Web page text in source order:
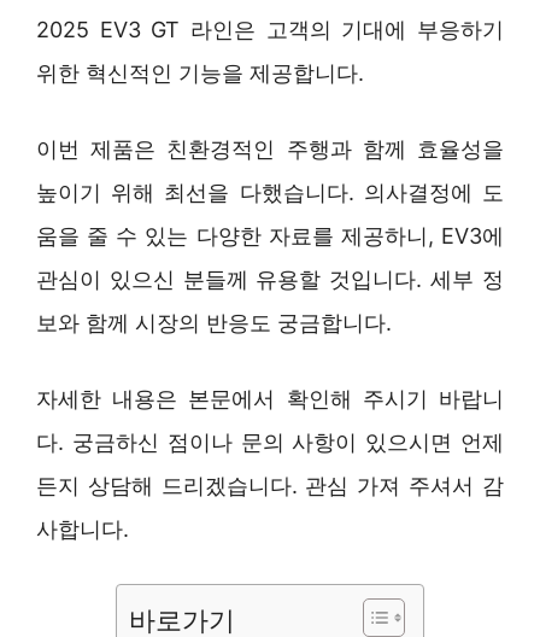
2025 EV3 GT 라인은 고객의 기대에 부응하기
위한 혁신적인 기능을 제공합니다.
이번 제품은 친환경적인 주행과 함께 효율성을
높이기 위해 최선을 다했습니다. 의사결정에 도
움을 줄 수 있는 다양한 자료를 제공하니, EV3에
관심이 있으신 분들께 유용할 것입니다. 세부 정
보와 함께 시장의 반응도 궁금합니다.
자세한 내용은 본문에서 확인해 주시기 바랍니
다. 궁금하신 점이나 문의 사항이 있으시면 언제
든지 상담해 드리겠습니다. 관심 가져 주셔서 감
사합니다.
바로가기